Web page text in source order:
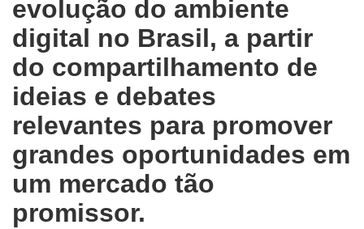
evolução do ambiente
digital no Brasil, a partir
do compartilhamento de
ideias e debates
relevantes para promover
grandes oportunidades em
um mercado tão
promissor.